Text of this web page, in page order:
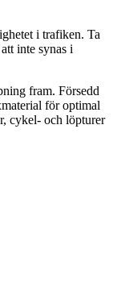
i trafiken. Ta
inte synas i
ning fram. Försedd
för optimal
cykel- och löpturer